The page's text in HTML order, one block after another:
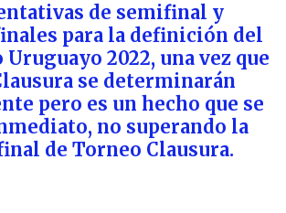
de semifinal y
para la definición del
Uruguayo 2022, una vez que
se determinarán
pero es un hecho que se
no superando la
de Torneo Clausura.